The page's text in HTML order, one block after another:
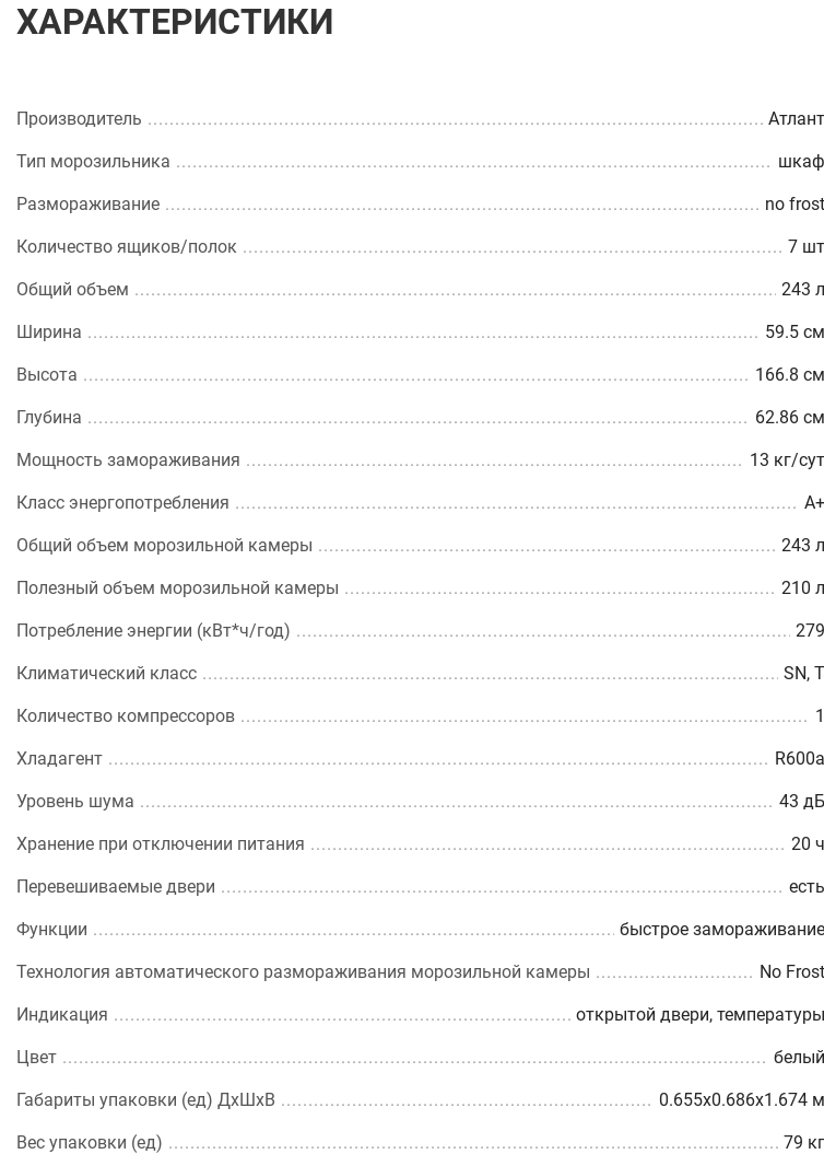
ХАРАКТЕРИСТИКИ
Производитель Атлант
Тип морозильника шкаф
Размораживание no frost
Количество ящиков/полок 7 шт
Общий объем 243 л
Ширина 59.5 см
Высота 166.8 см
Глубина 62.86 см
Мощность замораживания 13 кг/сут
Класс энергопотребления A+
Общий объем морозильной камеры 243 л
Полезный объем морозильной камеры 210 л
Потребление энергии (кВт*ч/год) 279
Климатический класс SN, T
Количество компрессоров 1
Хладагент R600a
Уровень шума 43 дБ
Хранение при отключении питания 20 ч
Перевешиваемые двери есть
Функции быстрое замораживание
Технология автоматического размораживания морозильной камеры No Frost
Индикация открытой двери, температуры
Цвет белый
Габариты упаковки (ед) ДхШхВ 0.655x0.686x1.674 м
Вес упаковки (ед) 79 кг